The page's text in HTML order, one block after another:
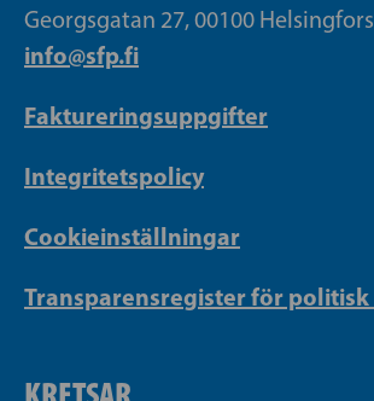
Georgsgatan 27, 00100 Helsingfors
info@sfp.fi
Faktureringsuppgifter
Integritetspolicy
Cookieinställningar
Transparensregister för